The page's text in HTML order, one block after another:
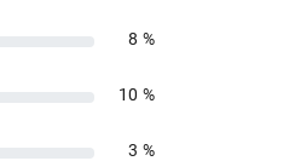
8 %
10 %
3 %